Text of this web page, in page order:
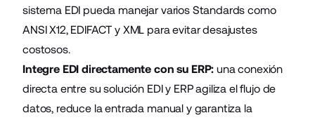
sistema EDI pueda manejar varios Standards como
ANSI X12, EDIFACT y XML para evitar desajustes
costosos.
Integre EDI directamente con su ERP:una conexión
directa entre su solución EDI y ERP agiliza el flujo de
datos, reduce la entrada manual y garantiza la